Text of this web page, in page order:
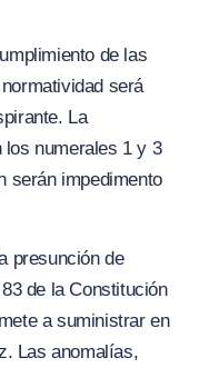
de las
será
La
los numerales 1 y 3
serán impedimento
presunción de
de la Constitución
a suministrar en
Las anomalías,